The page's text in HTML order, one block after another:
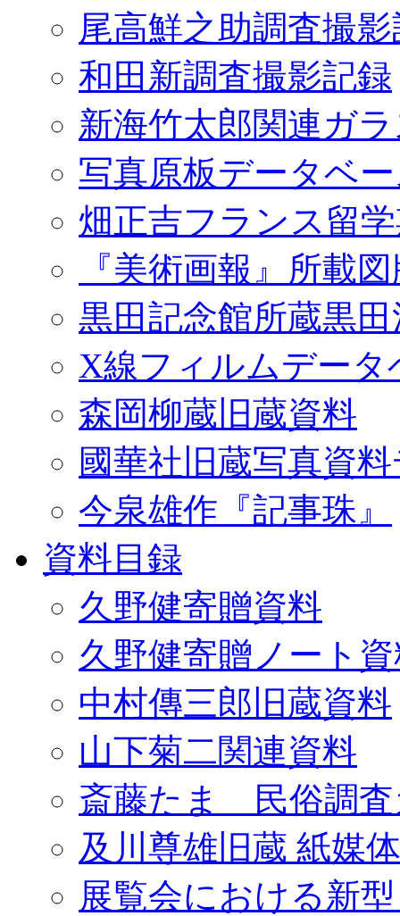
尾高鮮之助調査撮
和田新調査撮影記録
新海竹太郎関連ガ
写真原板データベ
畑正吉フランス留
『美術画報』所載
黒田記念館所蔵黒
X線フィルムデータ
森岡柳蔵旧蔵資料
國華社旧蔵写真資
今泉雄作『記事珠』
資料目録
久野健寄贈資料
久野健寄贈ノート
中村傳三郎旧蔵資料
山下菊二関連資料
斎藤たま 民俗調査
及川尊雄旧蔵 紙媒
展覧会における新